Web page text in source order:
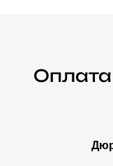
Оплата